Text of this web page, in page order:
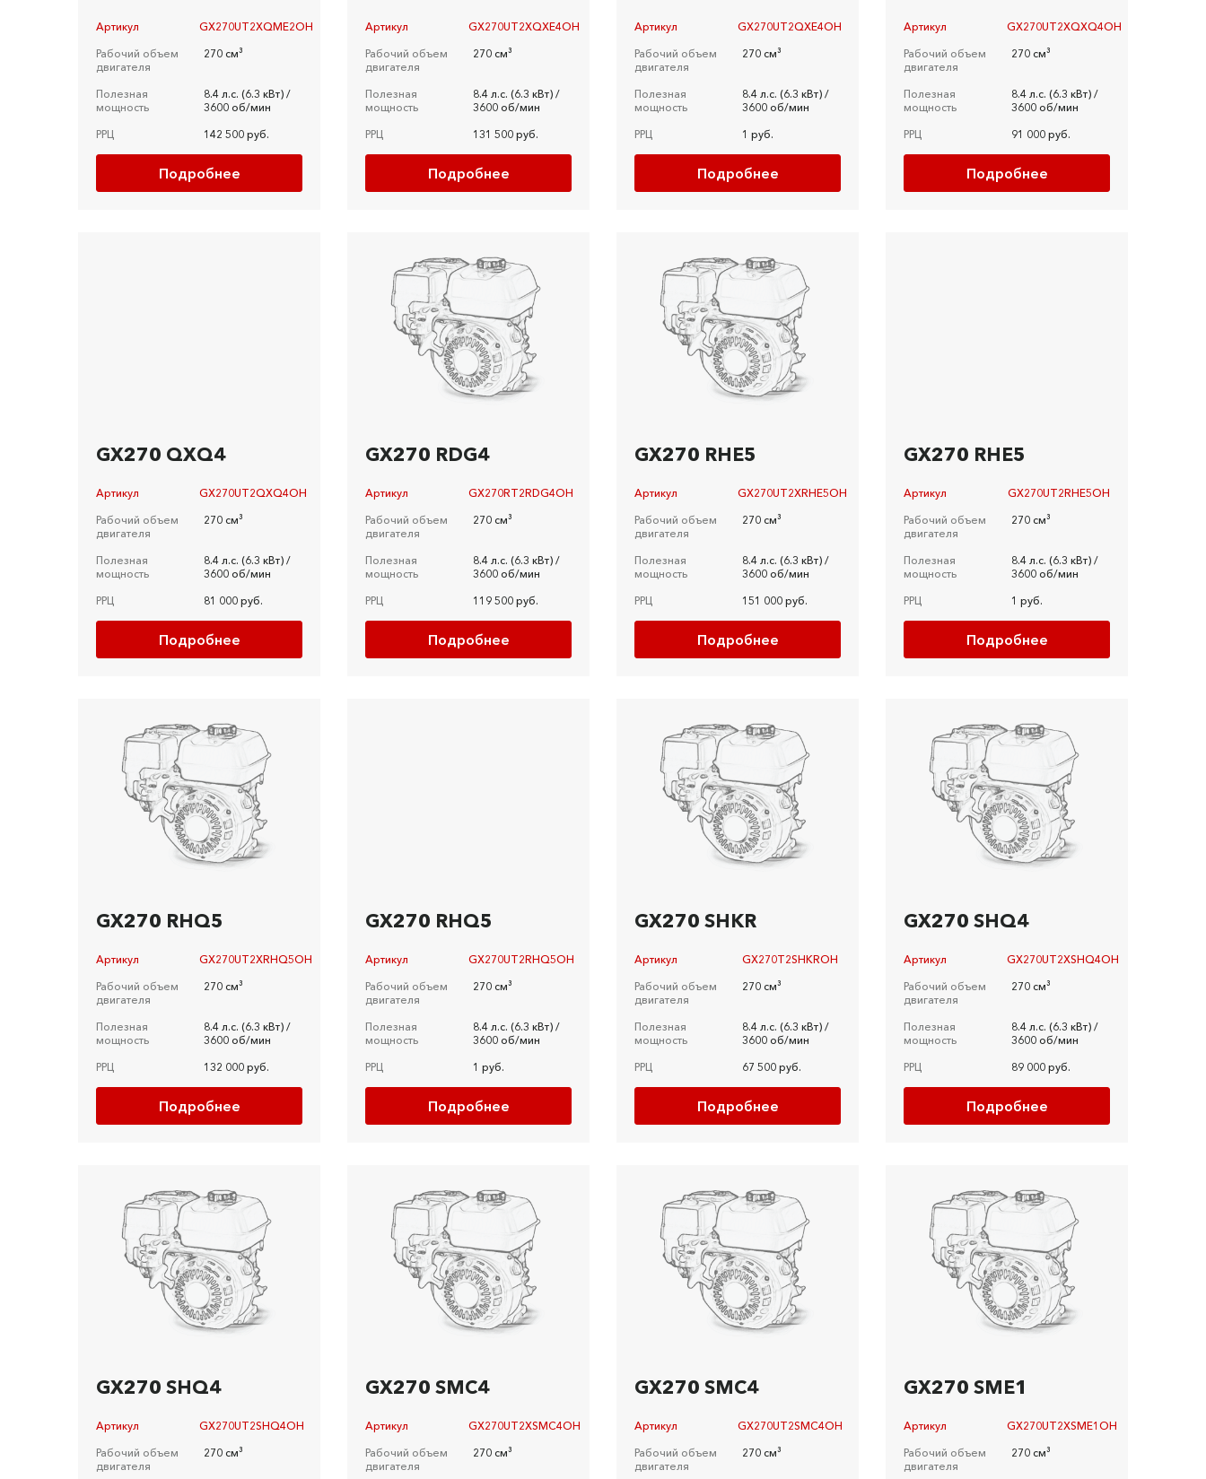
Артикул
GX270UT2XQME2OH
Рабочий объем
двигателя
270 см³
Полезная
мощность
8.4 л.c. (6.3 кВт) /
3600 об/мин
РРЦ
142 500 руб.
Подробнее
Артикул
GX270UT2XQXE4OH
Рабочий объем
двигателя
270 см³
Полезная
мощность
8.4 л.c. (6.3 кВт) /
3600 об/мин
РРЦ
131 500 руб.
Подробнее
Артикул
GX270UT2QXE4OH
Рабочий объем
двигателя
270 см³
Полезная
мощность
8.4 л.c. (6.3 кВт) /
3600 об/мин
РРЦ
1 руб.
Подробнее
Артикул
GX270UT2XQXQ4OH
Рабочий объем
двигателя
270 см³
Полезная
мощность
8.4 л.c. (6.3 кВт) /
3600 об/мин
РРЦ
91 000 руб.
Подробнее
GX270 QXQ4
Артикул
GX270UT2QXQ4OH
Рабочий объем
двигателя
270 см³
Полезная
мощность
8.4 л.c. (6.3 кВт) /
3600 об/мин
РРЦ
81 000 руб.
Подробнее
GX270 RDG4
Артикул
GX270RT2RDG4OH
Рабочий объем
двигателя
270 см³
Полезная
мощность
8.4 л.c. (6.3 кВт) /
3600 об/мин
РРЦ
119 500 руб.
Подробнее
GX270 RHE5
Артикул
GX270UT2XRHE5OH
Рабочий объем
двигателя
270 см³
Полезная
мощность
8.4 л.c. (6.3 кВт) /
3600 об/мин
РРЦ
151 000 руб.
Подробнее
GX270 RHE5
Артикул
GX270UT2RHE5OH
Рабочий объем
двигателя
270 см³
Полезная
мощность
8.4 л.c. (6.3 кВт) /
3600 об/мин
РРЦ
1 руб.
Подробнее
GX270 RHQ5
Артикул
GX270UT2XRHQ5OH
Рабочий объем
двигателя
270 см³
Полезная
мощность
8.4 л.c. (6.3 кВт) /
3600 об/мин
РРЦ
132 000 руб.
Подробнее
GX270 RHQ5
Артикул
GX270UT2RHQ5OH
Рабочий объем
двигателя
270 см³
Полезная
мощность
8.4 л.c. (6.3 кВт) /
3600 об/мин
РРЦ
1 руб.
Подробнее
GX270 SHKR
Артикул
GX270T2SHKROH
Рабочий объем
двигателя
270 см³
Полезная
мощность
8.4 л.c. (6.3 кВт) /
3600 об/мин
РРЦ
67 500 руб.
Подробнее
GX270 SHQ4
Артикул
GX270UT2XSHQ4OH
Рабочий объем
двигателя
270 см³
Полезная
мощность
8.4 л.c. (6.3 кВт) /
3600 об/мин
РРЦ
89 000 руб.
Подробнее
GX270 SHQ4
Артикул
GX270UT2SHQ4OH
Рабочий объем
двигателя
270 см³
GX270 SMC4
Артикул
GX270UT2XSMC4OH
Рабочий объем
двигателя
270 см³
GX270 SMC4
Артикул
GX270UT2SMC4OH
Рабочий объем
двигателя
270 см³
GX270 SME1
Артикул
GX270UT2XSME1OH
Рабочий объем
двигателя
270 см³